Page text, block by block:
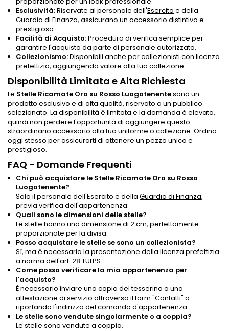
Esclusività:Riservate al personale dell'Esercito e della
Guardia di Finanza, assicurano un accessorio distintivo e
prestigioso.
Facilità di Acquisto:Procedura di verifica semplice per
garantire l'acquisto da parte di personale autorizzato.
Collezionismo:Disponibili anche per collezionisti con licenza
prefettizia, aggiungendo valore alla tua collezione.
Disponibilità Limitata e Alta Richiesta
Le Stelle Ricamate Oro su Rosso Luogotenentesono un
prodotto esclusivo e di alta qualità, riservato a un pubblico
selezionato. La disponibilità è limitata e la domanda è elevata,
quindi non perdere l'opportunità di aggiungere questo
straordinario accessorio alla tua uniforme o collezione. Ordina
oggi stesso per assicurarti di ottenere un pezzo unico e
prestigioso.
FAQ - Domande Frequenti
Chi può acquistare le Stelle Ricamate Oro su Rosso
Luogotenente?
Solo il personale dell'Esercito e della Guardia di Finanza,
previa verifica dell'appartenenza.
Quali sono le dimensioni delle stelle?
Le stelle hanno una dimensione di 2 cm, perfettamente
proporzionate per la divisa.
Posso acquistare le stelle se sono un collezionista?
Sì, ma è necessaria la presentazione della licenza prefettizia
a norma dell'art. 28 TULPS.
Come posso verificare la mia appartenenza per
l'acquisto?
È necessario inviare una copia del tesserino o una
attestazione di servizio attraverso il form "Contatti" o
riportando l'indirizzo del comando d'appartenenza.
Le stelle sono vendute singolarmente o a coppia?
Le stelle sono vendute a coppia.